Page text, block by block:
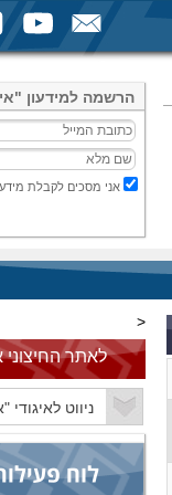
הרשמה למידעון
אני מסכים לקבלת
<
לאתר החיצוני